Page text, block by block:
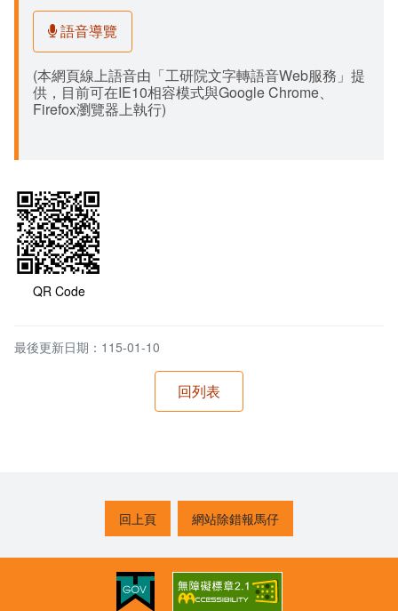
語音導覽
(本網頁線上語音由「工研院文字轉語音Web服務」提
供，目前可在IE10相容模式與Google Chrome、
Firefox瀏覽器上執行)
QR Code
最後更新日期：115-01-10
回上頁 網站除錯報馬仔